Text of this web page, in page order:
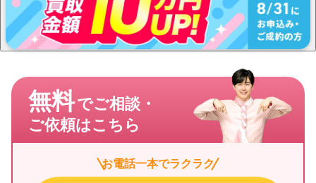
いったエルメスは、現在も世界有数のファッションブランドと
して多くの人に魅力的なアイテムの数々を送り届けています。
無料でご相談・
ご依頼はこちら
お電話一本でラクラク